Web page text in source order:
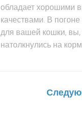
обладает хорошими
качествами. В
для вашей кошки,
натолкнулись на